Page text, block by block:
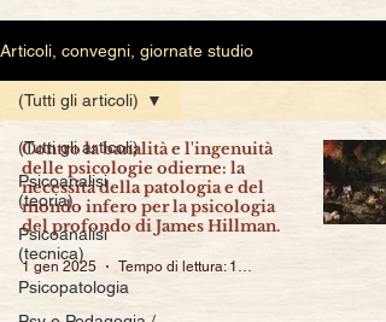
Articoli, convegni, giornate studio
(Tutti gli articoli)
Psicoanalisi
(teoria)
Psicoanalisi
(tecnica)
Psicopatologia
(Tutti gli articoli)
Contro la banalità e l'ingenuità
delle psicologie odierne: la
necessità della patologia e del
mondo infero per la psicologia
del profondo di James Hillman.
1 gen 2025 Tempo di lettura: 12 min